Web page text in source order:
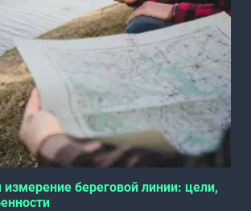
береговой линии: цели,